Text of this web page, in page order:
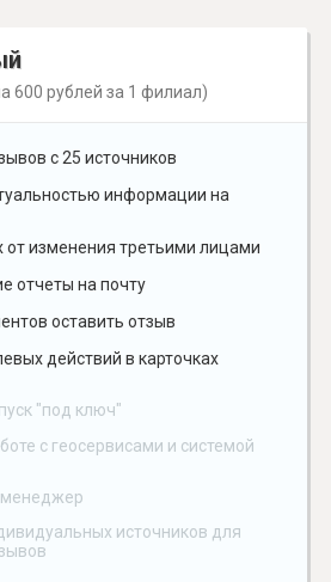
600 рублей за 1 филиал)
с 25 источников
информации на
изменения третьими лицами
отчеты на почту
оставить отзыв
действий в карточках
"под ключ"
с геосервисами и системой
источников для